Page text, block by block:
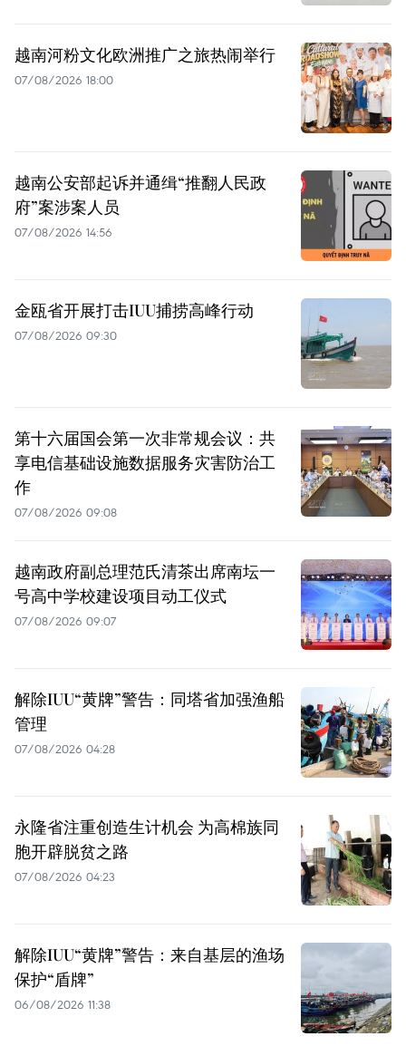
越南河粉文化欧洲推广之旅热闹举行
07/08/2026 18:00
越南公安部起诉并通缉“推翻人民政
府”案涉案人员
07/08/2026 14:56
金瓯省开展打击IUU捕捞高峰行动
07/08/2026 09:30
第十六届国会第一次非常规会议：共
享电信基础设施数据服务灾害防治工
作
07/08/2026 09:08
越南政府副总理范氏清茶出席南坛一
号高中学校建设项目动工仪式
07/08/2026 09:07
解除IUU“黄牌”警告：同塔省加强渔船
管理
07/08/2026 04:28
永隆省注重创造生计机会 为高棉族同
胞开辟脱贫之路
07/08/2026 04:23
解除IUU“黄牌”警告：来自基层的渔场
保护“盾牌”
06/08/2026 11:38